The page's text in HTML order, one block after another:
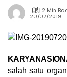
2 Min
20/07/2019
salah satu